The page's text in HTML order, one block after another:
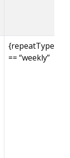
{repeatType}
== “weekly”